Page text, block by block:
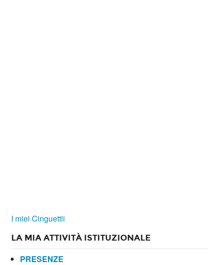
I miei Cinguettii
LA MIA ATTIVITÀ ISTITUZIONALE
PRESENZE